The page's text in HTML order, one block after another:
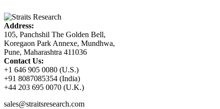
Address:
105, Panchshil The Golden Bell,
Koregaon Park Annexe, Mundhwa,
Pune, Maharashtra 411036
Contact Us:
+1 646 905 0080 (U.S.)
+91 8087085354 (India)
+44 203 695 0070 (U.K.)
sales@straitsresearch.com